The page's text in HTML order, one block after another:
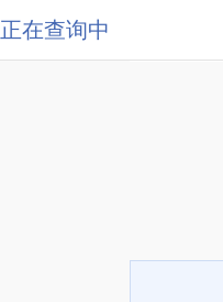
正在查询中